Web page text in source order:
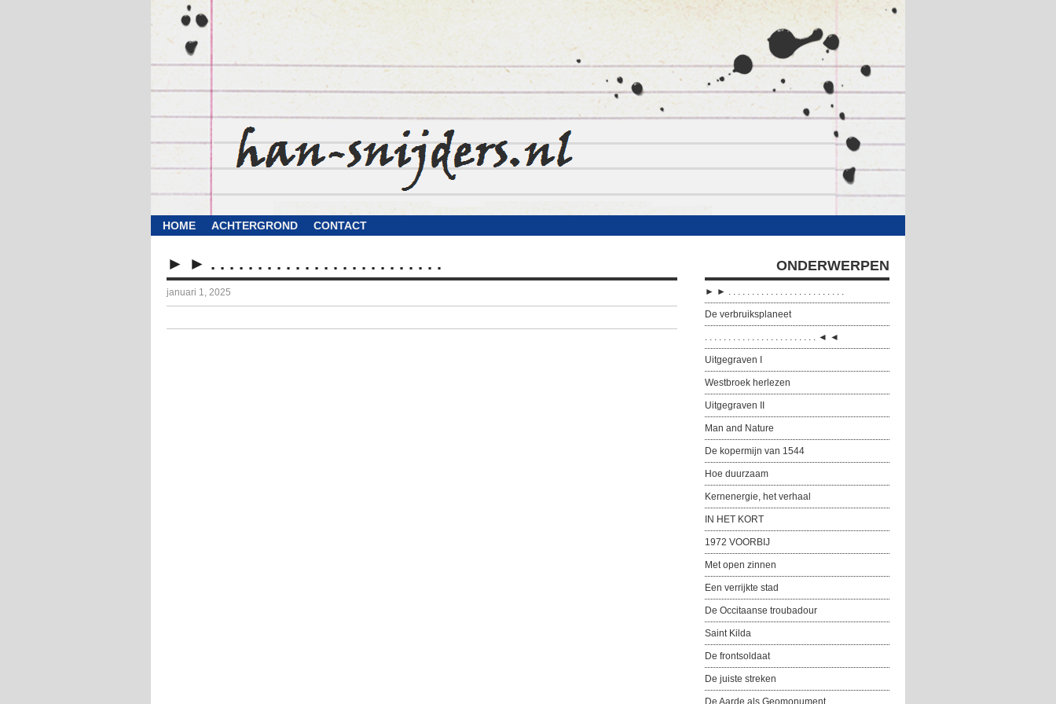
HOME ACHTERGROND CONTACT
► ► . . . . . . . . . . . . . . . . . . . . . . . . .
januari 1, 2025
ONDERWERPEN
► ► . . . . . . . . . . . . . . . . . . . . . . . . .
De verbruiksplaneet
. . . . . . . . . . . . . . . . . . . . . . . . ◄ ◄
Uitgegraven I
Westbroek herlezen
Uitgegraven II
Man and Nature
De kopermijn van 1544
Hoe duurzaam
Kernenergie, het verhaal
IN HET KORT
1972 VOORBIJ
Met open zinnen
Een verrijkte stad
De Occitaanse troubadour
Saint Kilda
De frontsoldaat
De juiste streken
De Aarde als Geomonument